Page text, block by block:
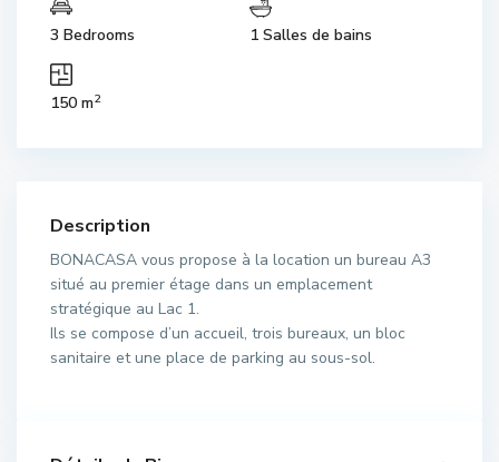
3 Bedrooms 1 Salles de bains
150 m2
Description
BONACASA vous propose à la location un bureau A3
situé au premier étage dans un emplacement
stratégique au Lac 1.
Ils se compose d’un accueil, trois bureaux, un bloc
sanitaire et une place de parking au sous-sol.